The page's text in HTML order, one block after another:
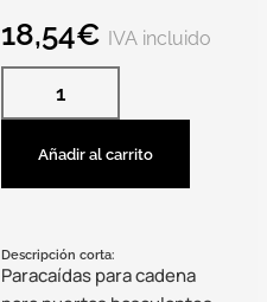
18,54€ IVA incluido
Añadir al carrito
Descripción corta:
Paracaídas para cadena